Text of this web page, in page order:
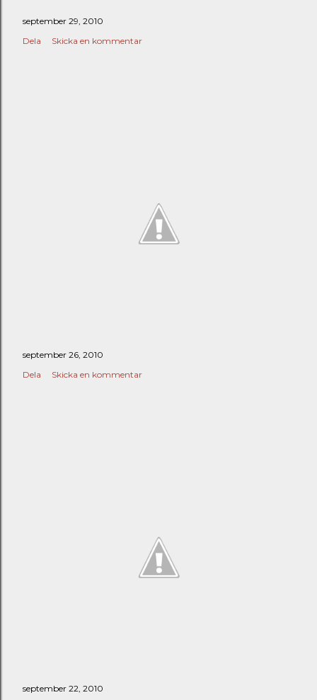
september 29, 2010
Dela
Skicka en kommentar
september 26, 2010
Dela
Skicka en kommentar
september 22, 2010